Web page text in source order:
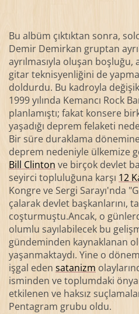
Bu albüm çıktıktan sonra,
Demir Demirkan gruptan
ayrılmasıyla oluşan boşluğu,
gitar teknisyenliğini de
doldurdu. Bu kadroyla
1999 yılında Kemancı Rock
planlamıştı; fakat konsere
yaşadığı deprem felaketi
Bir süre duraklama
deprem nedeniyle ülkemize
Bill Clinton ve birçok devlet
seyirci topluluğuna karşı 12
Kongre ve Sergi Sarayı'nda
çalarak devlet başkanlarını,
coşturmuştu.Ancak, o
olumlu sayılabilecek bu
gündeminden kaynaklanan
yaşanmaktaydı. Yine o
işgal eden satanizm
isminden ve toplumdaki
etkilenen ve haksız
Pentagram grubu oldu.